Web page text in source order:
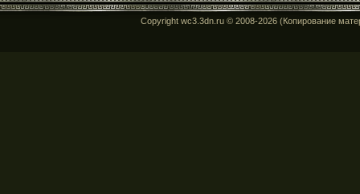
Copyright wc3.3dn.ru © 2008-2026 (Копирование